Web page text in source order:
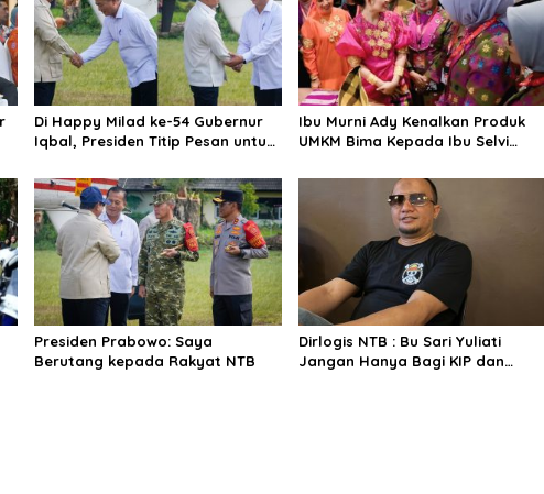
Di Happy Milad ke-54 Gubernur
Iqbal, Presiden Titip Pesan untuk
Ibu Murni Ady Kenalkan Produk
UMKM Bima Kepada Ibu Selvi
Presiden Prabowo: Saya
Berutang kepada Rakyat NTB
Dirlogis NTB : Bu Sari Yuliati
Jangan Hanya Bagi KIP dan